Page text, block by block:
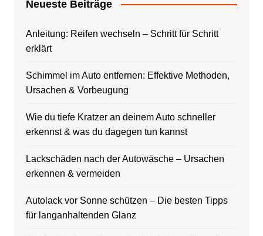
Neueste Beiträge
Anleitung: Reifen wechseln – Schritt für Schritt
erklärt
Schimmel im Auto entfernen: Effektive Methoden,
Ursachen & Vorbeugung
Wie du tiefe Kratzer an deinem Auto schneller
erkennst & was du dagegen tun kannst
Lackschäden nach der Autowäsche – Ursachen
erkennen & vermeiden
Autolack vor Sonne schützen – Die besten Tipps
für langanhaltenden Glanz